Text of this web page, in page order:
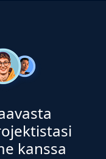
kanssa